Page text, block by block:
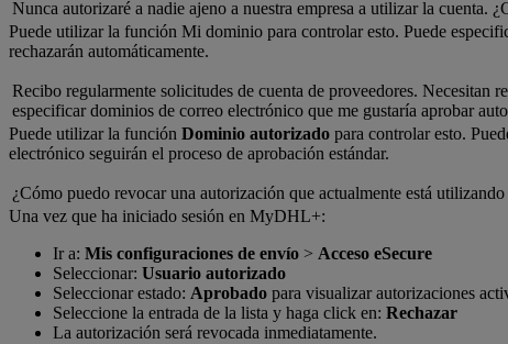
Nunca autorizaré a nadie ajeno a nuestra empresa a utilizar la cuenta.
Puede utilizar la función Mi dominio para controlar esto. Puede
rechazarán automáticamente.
Recibo regularmente solicitudes de cuenta de proveedores. Necesitan
especificar dominios de correo electrónico que me gustaría aprobar
Puede utilizar la función Dominio autorizado para controlar esto.
electrónico seguirán el proceso de aprobación estándar.
¿Cómo puedo revocar una autorización que actualmente está
Una vez que ha iniciado sesión en MyDHL+:
Ir a: Mis configuraciones de envío > Acceso eSecure
Seleccionar: Usuario autorizado
Seleccionar estado: Aprobado para visualizar autorizaciones
Seleccione la entrada de la lista y haga click en: Rechazar
La autorización será revocada inmediatamente.